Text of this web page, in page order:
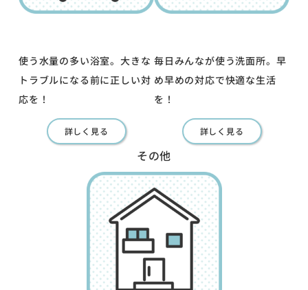
使う水量の多い浴室。大きな
トラブルになる前に正しい対
応を！
詳しく見る
毎日みんなが使う洗面所。早
め早めの対応で快適な生活
を！
詳しく見る
その他